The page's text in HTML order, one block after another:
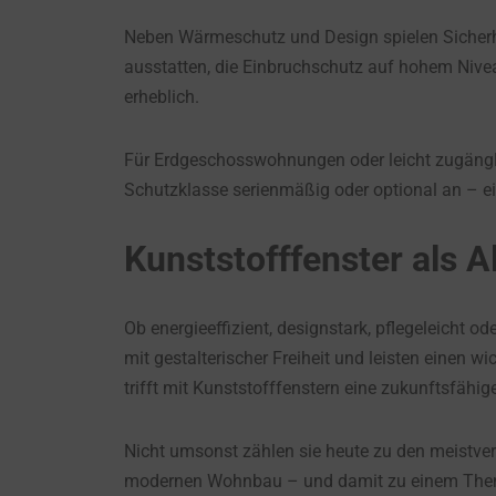
Neben Wärmeschutz und Design spielen
ausstatten, die Einbruchschutz auf hohem
erheblich.
Für Erdgeschosswohnungen oder leicht
Schutzklasse serienmäßig oder optional an –
Kunststofffenster als
Ob energieeffizient, designstark, pflegeleicht
mit gestalterischer Freiheit und leisten einen
trifft mit Kunststofffenstern eine
Nicht umsonst zählen sie heute zu den
modernen Wohnbau – und damit zu einem